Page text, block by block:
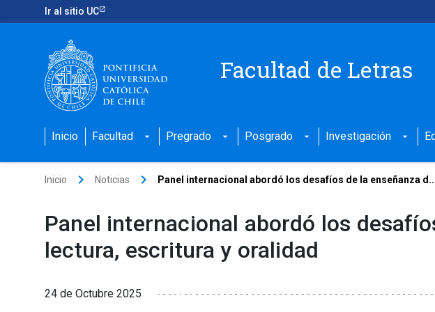
Ir al sitio UC
Facultad de Letras
Inicio Facultad arrow_drop_down Pregrado arrow_drop_down Posgrado arrow_drop_down Investigación arrow_drop_down
Inicio keyboard_arrow_right Noticias keyboard_arrow_right Panel internacional abordó los desafíos de la enseñanza
Panel internacional abordó los
lectura, escritura y oralidad
24 de Octubre 2025